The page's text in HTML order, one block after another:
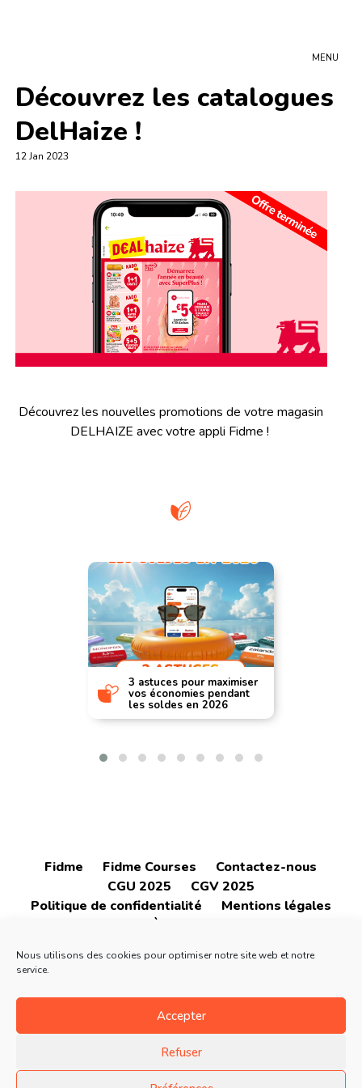
Nous utilisons des cookies pour optimiser notre site web et notre
service.
Accepter
Refuser
MENU
Découvrez les catalogues
DelHaize !
12 Jan 2023
Découvrez les nouvelles promotions de votre magasin
DELHAIZE avec votre appli Fidme !
3 astuces pour maximiser
vos économies pendant
les soldes en 2026
Fidme Fidme Courses
Contactez-nous
CGU 2025
CGV 2025
Politique de confidentialité
Mentions légales
À propos
4.6 4.6